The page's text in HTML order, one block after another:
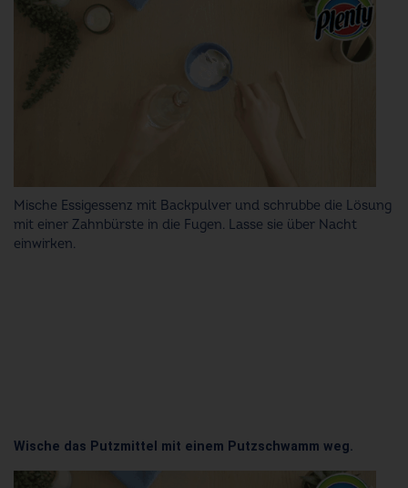
Mische Essigessenz mit Backpulver und schrubbe die Lösung
mit einer Zahnbürste in die Fugen. Lasse sie über Nacht
einwirken.
Wische das Putzmittel mit einem Putzschwamm weg.